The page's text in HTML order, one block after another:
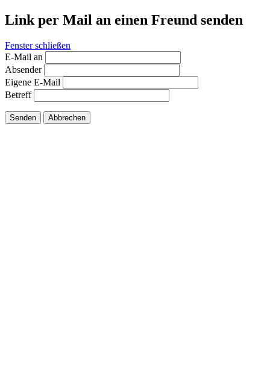
Link per Mail an einen Freund senden
Fenster schließen
E-Mail an
Absender
Eigene E-Mail
Betreff
Senden Abbrechen